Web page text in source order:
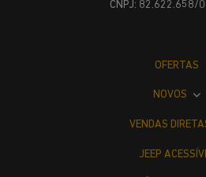
CNPJ: 82.622.658/
OFERTAS
NOVOS
VENDAS
JEEP